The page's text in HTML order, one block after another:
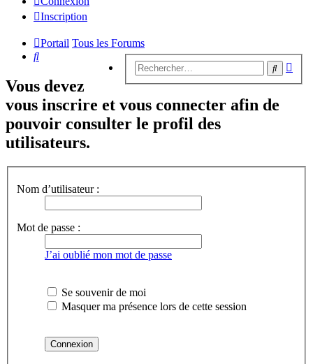
Inscription
Portail Tous les Forums
Rechercher
Vous devez
vous inscrire et vous connecter afin de
pouvoir consulter le profil des
utilisateurs.
Nom d’utilisateur :
Mot de passe :
J’ai oublié mon mot de passe
Se souvenir de moi
Masquer ma présence lors de cette session